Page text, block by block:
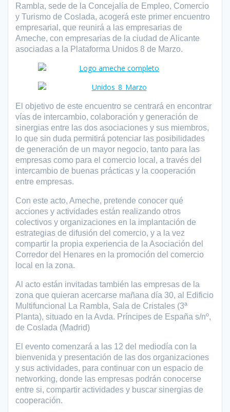
Rambla, sede de la Concejalía de Empleo, Comercio
y Turismo de Coslada, acogerá este primer encuentro
empresarial, que reunirá a las empresarias de
Ameche, con empresarias de la ciudad de Alicante
asociadas a la Plataforma Unidos 8 de Marzo.
El objetivo de este encuentro se centrará en encontrar
vías de intercambio, colaboración y generación de
sinergias entre las dos asociaciones y sus miembros,
lo que sin duda permitirá potenciar las posibilidades
de generación de un mayor negocio, tanto para las
empresas como para el comercio local, a través del
intercambio de buenas prácticas y la cooperación
entre empresas.
Con este acto, Ameche, pretende conocer qué
acciones y actividades están realizando otros
colectivos y organizaciones en la implantación de
estrategias de difusión del comercio, y a la vez
compartir la propia experiencia de la Asociación del
Corredor del Henares en la promoción del comercio
local en la zona.
Al acto están invitadas también las empresas de la
zona que quieran acercarse mañana día 30, al Edificio
Multifuncional La Rambla, Sala de Cristales (3ª
Planta), situado en la Avda. Príncipes de España s/nº,
de Coslada (Madrid)
El evento comenzará a las 12 del mediodía con la
bienvenida y presentación de las dos organizaciones
y sus actividades, para continuar con un espacio de
networking, donde las empresas podrán conocerse
entre si, compartir actividades y buscar sinergias de
cooperación.